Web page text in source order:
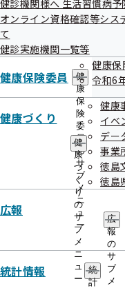
健診機関様へ 生活習慣病
オンライン資格確認等シス
て
健診実施機関一覧等
健康保険委員
健
康
保
険
委
員
の
サ
ブ
メ
ニ
ュ
ー
健康保
令和6
健康づくり
健
康
づ
く
り
の
サ
ブ
メ
ニ
ュ
ー
健康
イベ
デー
事業
徳島
徳島
広報
広
報
の
サ
ブ
メ
統計情報
統
計
徳島支部の統計
徳島支部における、適
推移）、医療費情報（
推移）を掲載していま
統計資料－適用編
【R8.7更新】
統計資料－医療費
費など） 【R8.7更
統計資料－医療費編
療費、医療費3要素
ジェネリック医薬品